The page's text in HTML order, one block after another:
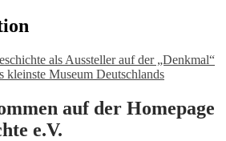
als Aussteller auf der „Denkmal“
kleinste Museum Deutschlands
auf der Homepage
e.V.